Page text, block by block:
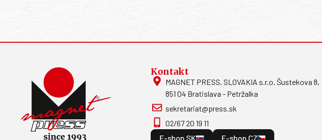
Kontakt
MAGNET PRESS, SLOVAKIA s.r.o. Šustekova 8,
851 04 Bratislava - Petržalka
sekretariat@press.sk
02/67 20 19 11
E-shop SK
E-shop CZ